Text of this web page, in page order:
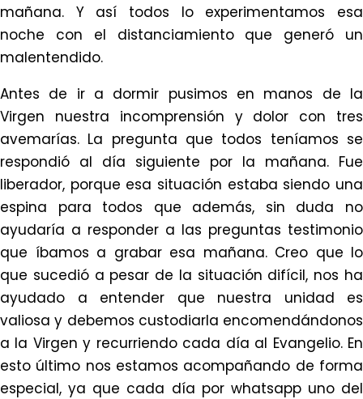
mañana. Y así todos lo experimentamos esa
noche con el distanciamiento que generó un
malentendido.
Antes de ir a dormir pusimos en manos de la
Virgen nuestra incomprensión y dolor con tres
avemarías. La pregunta que todos teníamos se
respondió al día siguiente por la mañana. Fue
liberador, porque esa situación estaba siendo una
espina para todos que además, sin duda no
ayudaría a responder a las preguntas testimonio
que íbamos a grabar esa mañana. Creo que lo
que sucedió a pesar de la situación difícil, nos ha
ayudado a entender que nuestra unidad es
valiosa y debemos custodiarla encomendándonos
a la Virgen y recurriendo cada día al Evangelio. En
esto último nos estamos acompañando de forma
especial, ya que cada día por whatsapp uno del